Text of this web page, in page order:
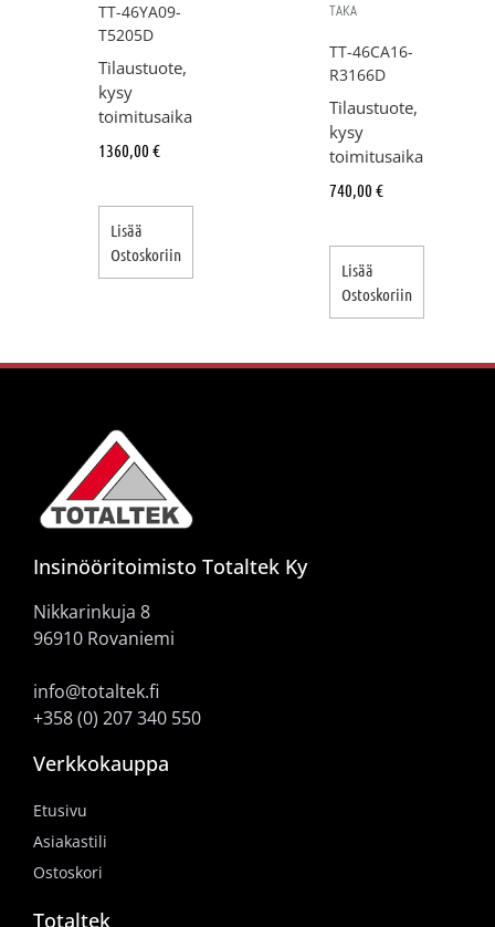
TT-46YA09-
T5205D
Tilaustuote,
kysy
toimitusaika
1360,00 €
Lisää
Ostoskoriin
TAKA
TT-46CA16-
R3166D
Tilaustuote,
kysy
toimitusaika
740,00 €
Lisää
Ostoskoriin
Insinööritoimisto Totaltek Ky
Nikkarinkuja 8
96910 Rovaniemi
info@totaltek.fi
+358 (0) 207 340 550
Verkkokauppa
Etusivu
Asiakastili
Ostoskori
Totaltek